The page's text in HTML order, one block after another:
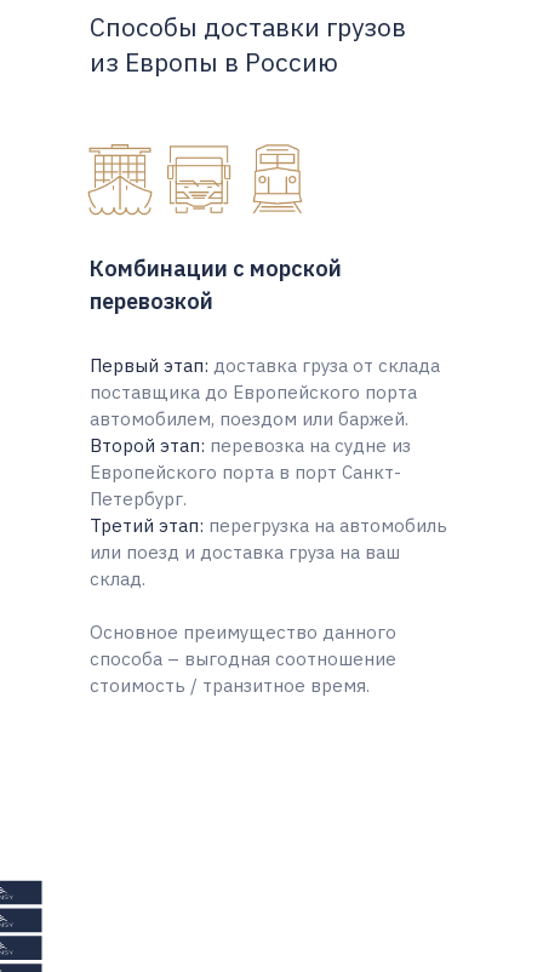
Способы доставки грузов
из Европы в Россию
Первый этап: доставка груза от склада
поставщика до Европейского порта
автомобилем, поездом или баржей.
Второй этап: перевозка на судне из
Европейского порта в порт Санкт-
Петербург.
Третий этап: перегрузка на автомобиль
или поезд и доставка груза на ваш
склад.
Основное преимущество данного
способа – выгодная соотношение
стоимость / транзитное время.
Комбинации с морской
перевозкой